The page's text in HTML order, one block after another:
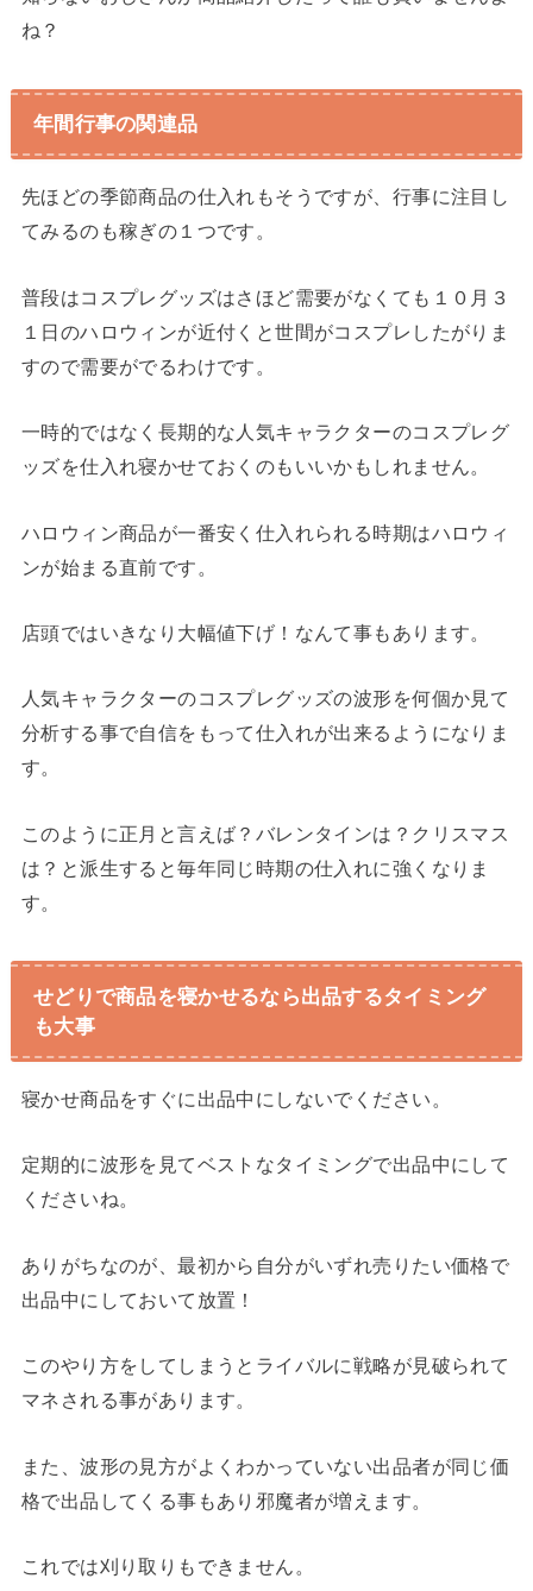
ね？
年間行事の関連品
先ほどの季節商品の仕入れもそうですが、行事に注目し
てみるのも稼ぎの１つです。
普段はコスプレグッズはさほど需要がなくても１０月３
１日のハロウィンが近付くと世間がコスプレしたがりま
すので需要がでるわけです。
一時的ではなく長期的な人気キャラクターのコスプレグ
ッズを仕入れ寝かせておくのもいいかもしれません。
ハロウィン商品が一番安く仕入れられる時期はハロウィ
ンが始まる直前です。
店頭ではいきなり大幅値下げ！なんて事もあります。
人気キャラクターのコスプレグッズの波形を何個か見て
分析する事で自信をもって仕入れが出来るようになりま
す。
このように正月と言えば？バレンタインは？クリスマス
は？と派生すると毎年同じ時期の仕入れに強くなりま
す。
せどりで商品を寝かせるなら出品するタイミング
も大事
寝かせ商品をすぐに出品中にしないでください。
定期的に波形を見てベストなタイミングで出品中にして
くださいね。
ありがちなのが、最初から自分がいずれ売りたい価格で
出品中にしておいて放置！
このやり方をしてしまうとライバルに戦略が見破られて
マネされる事があります。
また、波形の見方がよくわかっていない出品者が同じ価
格で出品してくる事もあり邪魔者が増えます。
これでは刈り取りもできません。